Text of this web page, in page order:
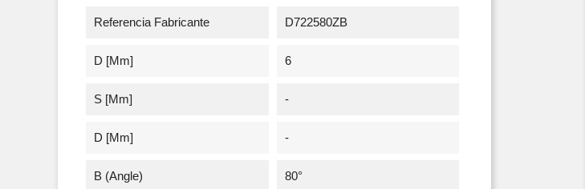
Referencia Fabricante D722580ZB
D [mm] 6
S [mm] -
D [mm] -
Β (angle) 80°